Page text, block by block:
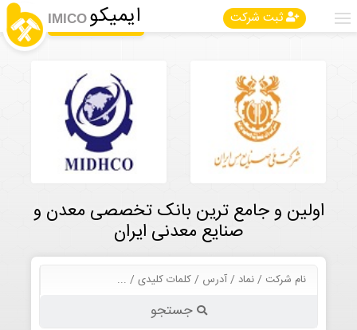
ثبت شرکت ایمیکو IMICO
اولین و جامع ترین بانک تخصصی معدن و
صنایع معدنی ایران
جستجو